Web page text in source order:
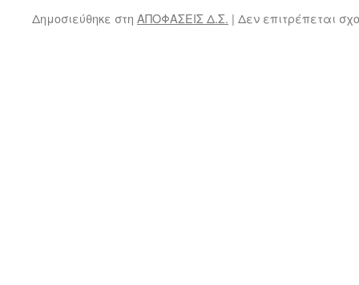
Δημοσιεύθηκε στη ΑΠΟΦΑΣΕΙΣ Δ.Σ. | Δεν επιτρέπεται